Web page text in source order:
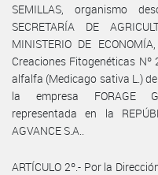
SEMILLAS, organismo
SECRETARÍA DE
MINISTERIO DE
Creaciones Fitogenéticas
alfalfa (Medicago sativa L.)
la empresa FORAGE
representada en la
AGVANCE S.A..
ARTÍCULO 2º.- Por la